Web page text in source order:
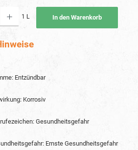
1 L In den Warenkorb
Entzündbar
Korrosiv
Gesundheitsgefahr
Ernste Gesundheitsgefahr